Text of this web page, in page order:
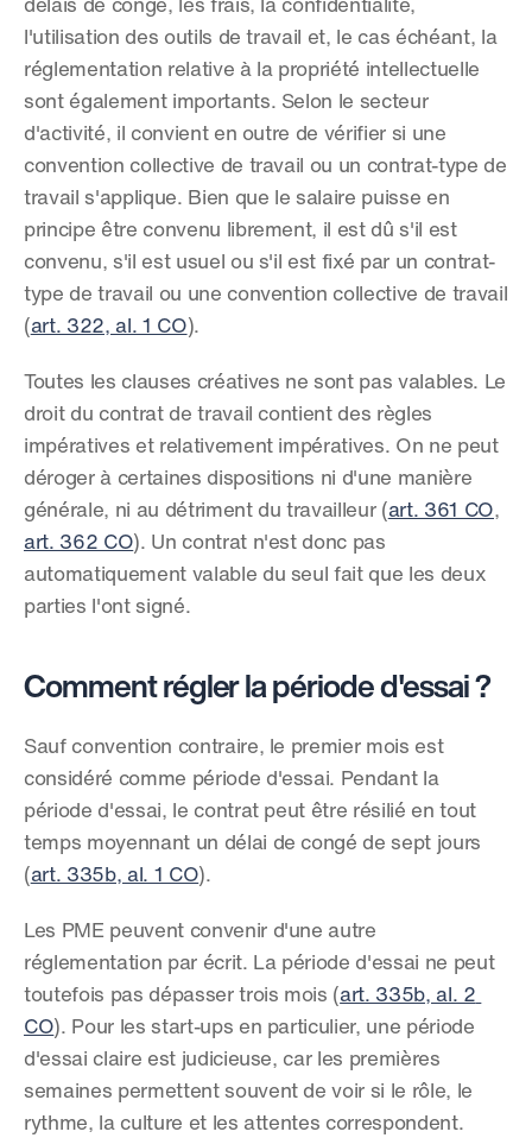
délais de congé, les frais, la confidentialité,
l'utilisation des outils de travail et, le cas échéant, la
réglementation relative à la propriété intellectuelle
sont également importants. Selon le secteur
d'activité, il convient en outre de vérifier si une
convention collective de travail ou un contrat-type de
travail s'applique. Bien que le salaire puisse en
principe être convenu librement, il est dû s'il est
convenu, s'il est usuel ou s'il est fixé par un contrat-
type de travail ou une convention collective de travail
(art. 322, al. 1 CO).
Toutes les clauses créatives ne sont pas valables. Le
droit du contrat de travail contient des règles
impératives et relativement impératives. On ne peut
déroger à certaines dispositions ni d'une manière
générale, ni au détriment du travailleur (art. 361 CO
art. 362 CO). Un contrat n'est donc pas
automatiquement valable du seul fait que les deux
parties l'ont signé.
Comment régler la période d'essai ?
Sauf convention contraire, le premier mois est
considéré comme période d'essai. Pendant la
période d'essai, le contrat peut être résilié en tout
temps moyennant un délai de congé de sept jours
(art. 335b, al. 1 CO).
Les PME peuvent convenir d'une autre
réglementation par écrit. La période d'essai ne peut
toutefois pas dépasser trois mois (art. 335b, al. 2
CO). Pour les start-ups en particulier, une période
d'essai claire est judicieuse, car les premières
semaines permettent souvent de voir si le rôle, le
rythme, la culture et les attentes correspondent.